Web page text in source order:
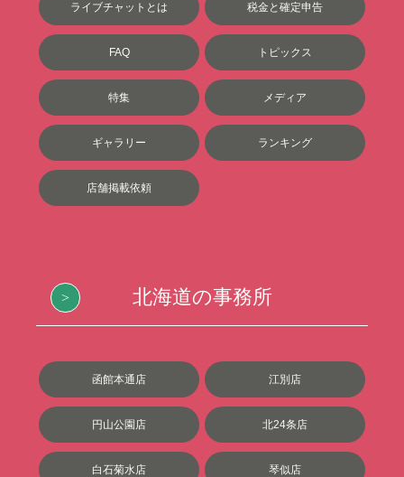
ライブチャットとは 税金と確定申告
FAQ トピックス
特集 メディア
ギャラリー ランキング
店舗掲載依頼
北海道の事務所
函館本通店 江別店
円山公園店 北24条店
白石菊水店 琴似店